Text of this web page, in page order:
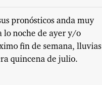
pronósticos anda muy
lo noche de ayer y/o
fin de semana, lluvias
quincena de julio.